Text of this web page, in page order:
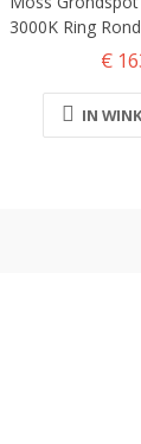
3000K Ring
€
IN